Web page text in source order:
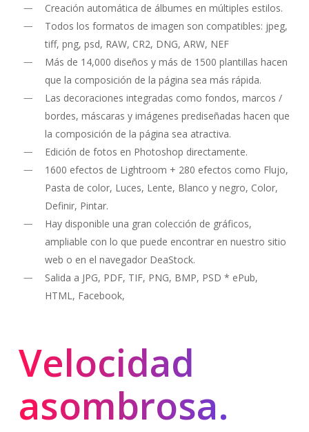
Creación automática de álbumes en múltiples estilos.
Todos los formatos de imagen son compatibles: jpeg,
tiff, png, psd, RAW, CR2, DNG, ARW, NEF
Más de 14,000 diseños y más de 1500 plantillas hacen
que la composición de la página sea más rápida.
Las decoraciones integradas como fondos, marcos /
bordes, máscaras y imágenes prediseñadas hacen que
la composición de la página sea atractiva.
Edición de fotos en Photoshop directamente.
1600 efectos de Lightroom + 280 efectos como Flujo,
Pasta de color, Luces, Lente, Blanco y negro, Color,
Definir, Pintar.
Hay disponible una gran colección de gráficos,
ampliable con lo que puede encontrar en nuestro sitio
web o en el navegador DeaStock.
Salida a JPG, PDF, TIF, PNG, BMP, PSD * ePub,
HTML, Facebook,
Velocidad
asombrosa.